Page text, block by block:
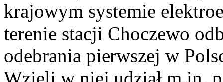
krajowym systemie
terenie stacji Choczewo
odebrania pierwszej w